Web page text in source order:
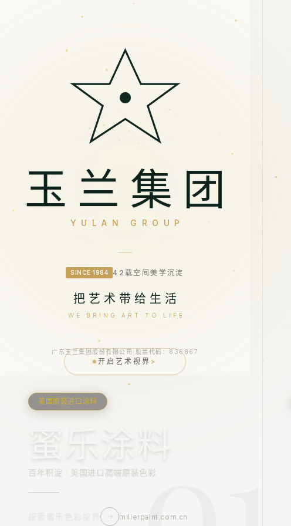
玉兰集团
YULAN GROUP
SINCE 1984 42载空间美学沉淀
把艺术带给生活
WE BRING ART TO LIFE
开启艺术视界 >
广东玉兰集团股份有限公司 股票代码：836867
美国原装进口涂料
蜜乐涂料
百年积淀 · 美国进口高端原装色彩
探索蜜乐色彩视界 → millerpaint.com.cn